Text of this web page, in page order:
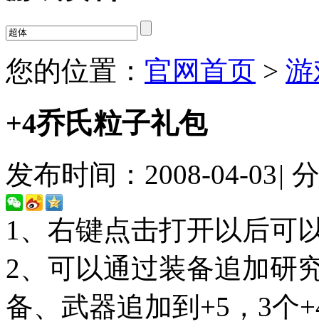
您的位置： 官网首页 >
+4乔氏粒子礼包
发布时间：2008-04-03|
1、右键点击打开以后可
2、可以通过装备追加研
备、武器追加到+5，3个